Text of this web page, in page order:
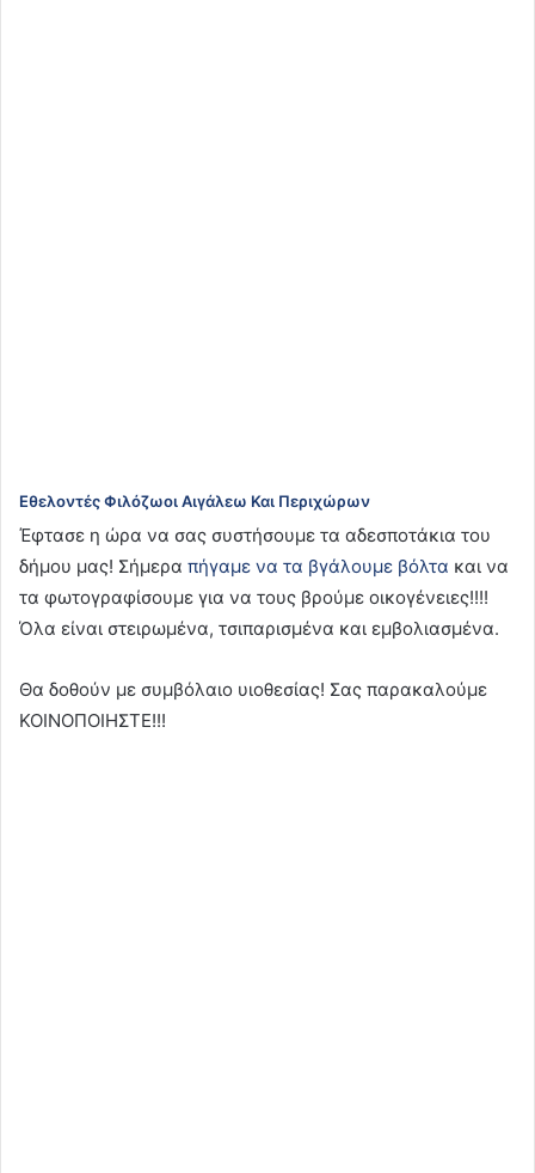
Εθελοντές Φιλόζωοι Αιγάλεω Και Περιχώρων
Έφτασε η ώρα να σας συστήσουμε τα αδεσποτάκια του
δήμου μας! Σήμερα πήγαμε να τα βγάλουμε βόλτα και να
τα φωτογραφίσουμε για να τους βρούμε οικογένειες!!!!
Όλα είναι στειρωμένα, τσιπαρισμένα και εμβολιασμένα.
Θα δοθούν με συμβόλαιο υιοθεσίας! Σας παρακαλούμε
ΚΟΙΝΟΠΟΙΗΣΤΕ!!!